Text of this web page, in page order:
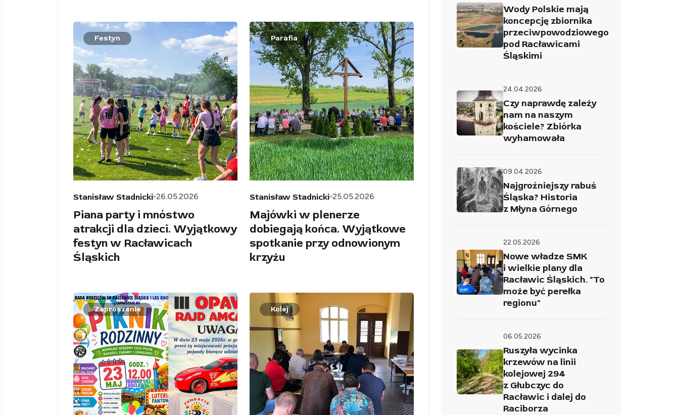
Festyn
Stanisław Stadnicki 26.05.2026
Piana party i mnóstwo
atrakcji dla dzieci. Wyjątkowy
festyn w Racławicach
Śląskich
Parafia
Stanisław Stadnicki 25.05.2026
Majówki w plenerze
dobiegają końca. Wyjątkowe
spotkanie przy odnowionym
krzyżu
Zaproszenie Kolej
Wody Polskie mają
koncepcję zbiornika
przeciwpowodziowego
pod Racławicami
Śląskimi
24.04.2026
Czy naprawdę zależy
nam na naszym
kościele? Zbiórka
wyhamowała
09.04.2026
Najgroźniejszy rabuś
Śląska? Historia
z Młyna Górnego
22.05.2026
Nowe władze SMK
i wielkie plany dla
Racławic Śląskich. "To
może być perełka
regionu"
06.05.2026
Ruszyła wycinka
krzewów na linii
kolejowej 294
z Głubczyc do
Racławic i dalej do
Raciborza